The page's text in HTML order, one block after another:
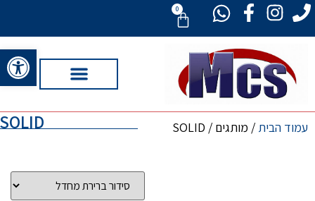
פתח
0
עמוד הבית / מותגים / SOLID SOLID